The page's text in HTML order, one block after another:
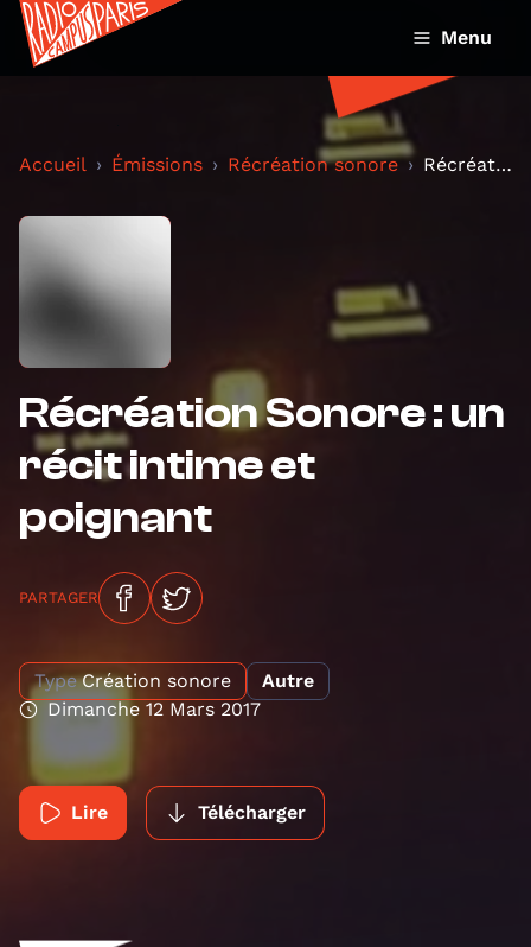
Menu
Accueil Émissions Récréation sonore Récréation Sonore : un récit intime et poignant
Récréation Sonore : un
récit intime et
poignant
PARTAGER
Type Création sonore
Autre
Dimanche 12 Mars 2017
Lire Télécharger